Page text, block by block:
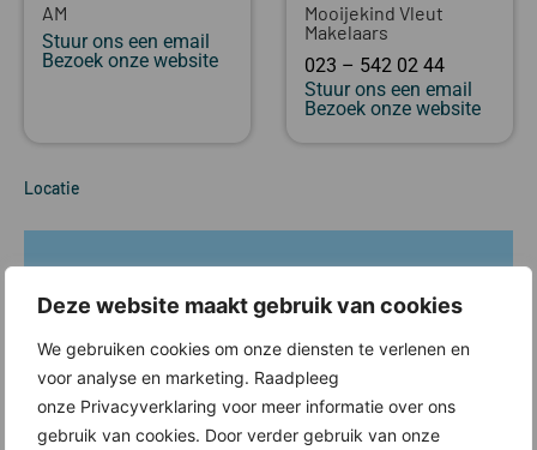
Deze website maakt gebruik van cookies
We gebruiken cookies om onze diensten te verlenen en
voor analyse en marketing. Raadpleeg
onze Privacyverklaring voor meer informatie over ons
gebruik van cookies. Door verder gebruik van onze
AM
Stuur ons een email
Bezoek onze website
Mooijekind Vleut
Makelaars
023 – 542 02 44
Stuur ons een email
Bezoek onze website
Locatie